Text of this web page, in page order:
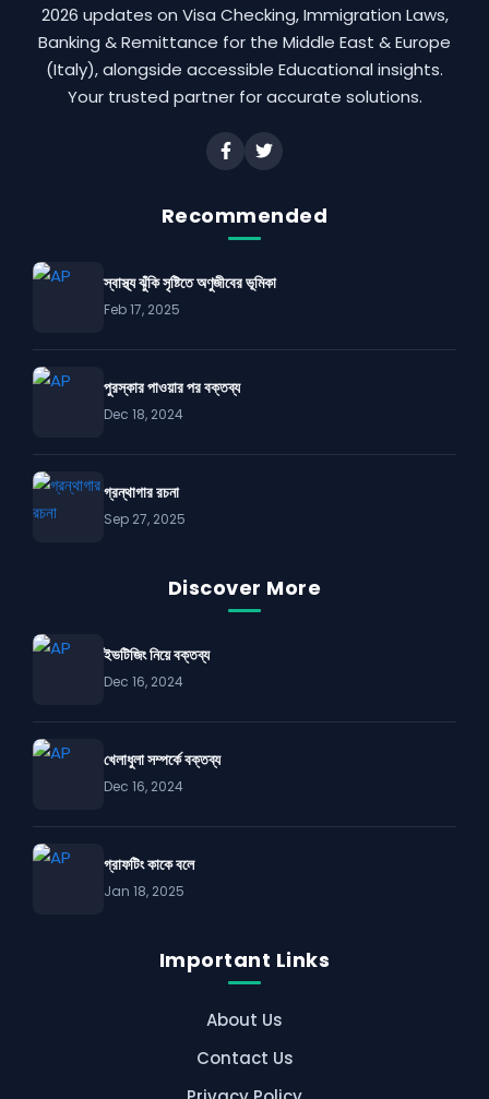
2026 updates on Visa Checking, Immigration Laws,
Banking & Remittance for the Middle East & Europe
(Italy), alongside accessible Educational insights.
Your trusted partner for accurate solutions.
Recommended
স্বাস্থ্য ঝুঁকি সৃষ্টিতে অণুজীবের ভূমিকা
Feb 17, 2025
পুরস্কার পাওয়ার পর বক্তব্য
Dec 18, 2024
গ্রন্থাগার রচনা
Sep 27, 2025
Discover More
ইভটিজিং নিয়ে বক্তব্য
Dec 16, 2024
খেলাধুলা সম্পর্কে বক্তব্য
Dec 16, 2024
গ্রাফটিং কাকে বলে
Jan 18, 2025
Important Links
About Us
Contact Us